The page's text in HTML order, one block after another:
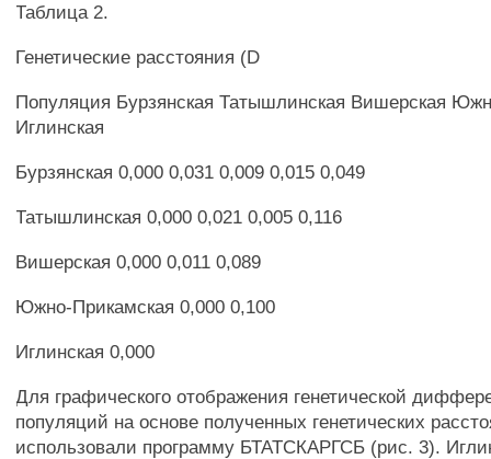
Таблица 2.
Генетические расстояния (D
Популяция Бурзянская Татышлинская Вишерская
Иглинская
Бурзянская 0,000 0,031 0,009 0,015 0,049
Татышлинская 0,000 0,021 0,005 0,116
Вишерская 0,000 0,011 0,089
Южно-Прикамская 0,000 0,100
Иглинская 0,000
Для графического отображения генетической
популяций на основе полученных генетических
использовали программу БТАТСКАРГСБ (рис. 3).